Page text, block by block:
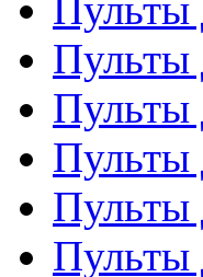
Пульты
Пульты
Пульты
Пульты
Пульты